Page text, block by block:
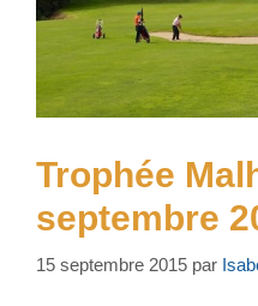
Trophée
septembre
15 septembre 2015 par